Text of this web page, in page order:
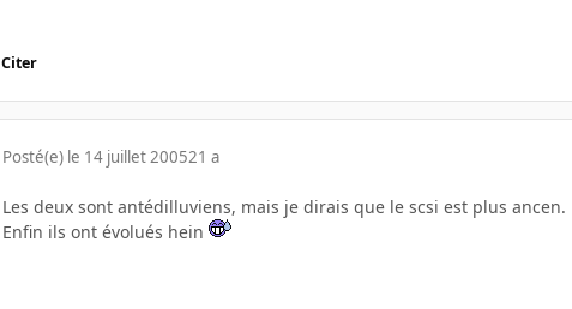
Citer
Posté(e) le 14 juillet 200521 a
Les deux sont antédilluviens, mais je dirais que le scsi est plus ancen.
Enfin ils ont évolués hein